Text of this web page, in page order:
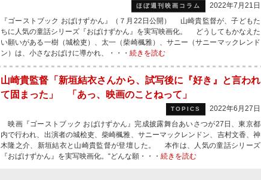
ほぼ週刊映画コラム
2022年7月21日
『ゴーストブック おばけずかん』（７月22日公開） 山崎貴監督が、子どもた
ちに人気の童話シリーズ『おばけずかん』を実写映画化。 どうしてもかなえた
い願いがある一樹（城桧吏）、太一（柴崎楓雅）、サニー（サニーマックレンド
ン）は、小さなおばけに導かれ、・・・ 続きを読む
山崎貴監督「新垣結衣さんから、試写後に『好き』と言われ
て固まった」 「あっ、映画のことねって」
TOPICS
2022年6月27日
映画『ゴーストブック おばけずかん』完成披露舞台あいさつが27日、東京都
内で行われ、出演者の城桧吏、柴崎楓雅、サニーマックレンドン、吉村文香、神
木隆之介、新垣結衣と山崎貴監督が登壇した。 本作は、人気の童話シリーズ
『おばけずかん』を実写映画化。“どんな願・・・ 続きを読む